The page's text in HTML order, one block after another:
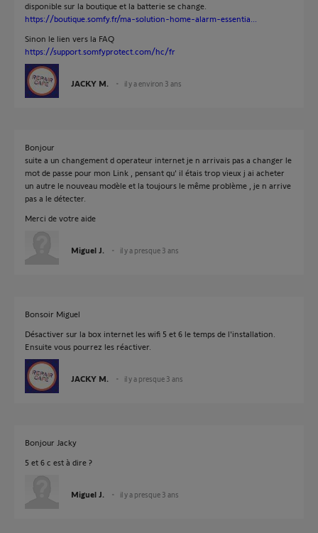
disponible sur la boutique et la batterie se change.
https://boutique.somfy.fr/ma-solution-home-alarm-essentia...
Sinon le lien vers la FAQ
https://support.somfyprotect.com/hc/fr
JACKY M. il y a environ 3 ans
Bonjour
suite a un changement d operateur internet je n arrivais pas a changer le
mot de passe pour mon Link , pensant qu' il étais trop vieux j ai acheter
un autre le nouveau modèle et la toujours le même problème , je n arrive
pas a le détecter.
Merci de votre aide
Miguel J. il y a presque 3 ans
Bonsoir Miguel
Désactiver sur la box internet les wifi 5 et 6 le temps de l'installation.
Ensuite vous pourrez les réactiver.
JACKY M. il y a presque 3 ans
Bonjour Jacky
5 et 6 c est à dire ?
Miguel J. il y a presque 3 ans